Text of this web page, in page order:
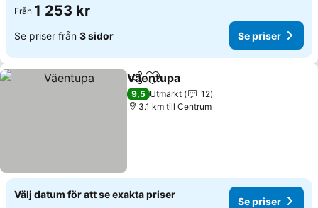
Från 1 253 kr
Se priser från 3 sidor Se priser
Dela Lägg till i Mina Favoriter
Väentupa
9,5 Utmärkt
12
3.1 km till Centrum
Välj datum för att se exakta priser
Se priser